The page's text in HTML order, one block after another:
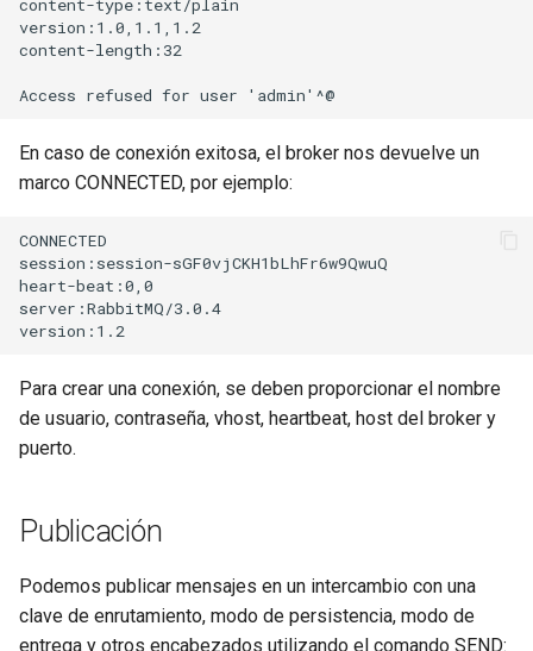
immutable
ipscrub
jpeg
js-challenge
json-var
json
jwt
keyval
label
version:1.0,1.1,1.2
content-length:32
En caso de conexión exitosa, el broker nos devuelve un
marco CONNECTED, por ejemplo:
CONNECTED
session:session-sGF0vjCKH1bLhFr6w9QwuQ
heart-beat:0,0
server:RabbitMQ/3.0.4
Para crear una conexión, se deben proporcionar el nombre
de usuario, contraseña, vhost, heartbeat, host del broker y
puerto.
Publicación
Podemos publicar mensajes en un intercambio con una
clave de enrutamiento, modo de persistencia, modo de
entrega y otros encabezados utilizando el comando SEND: